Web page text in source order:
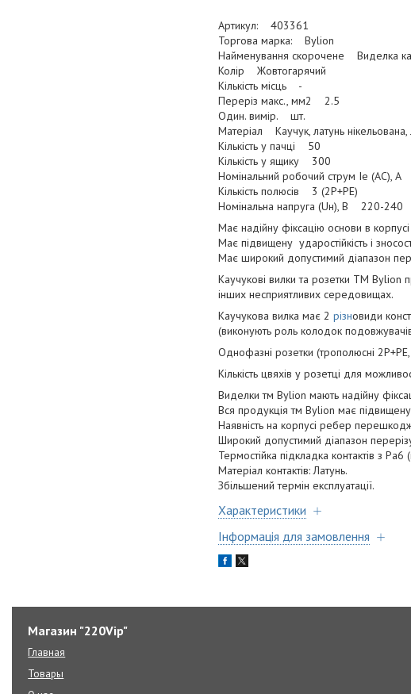
Артикул: 403361
Торгова марка: Bylion
Найменування скорочене Виделка
Колір Жовтогарячий
Кількість місць -
Переріз макс., мм2 2.5
Один. вимір. шт.
Матеріал Каучук, латунь нікельована,
Кількість у пачці 50
Кількість у ящику 300
Номінальний робочий струм Ie (AC),
Кількість полюсів 3 (2P+РE)
Номінальна напруга (Uн), В 220-240
Має надійну фіксацію основи в
Має підвищену ударостійкість і
Має широкий допустимий діапазон
Каучукові вилки та розетки ТМ Bylion
інших несприятливих середовищах.
Каучукова вилка має 2 різновиди
(виконують роль колодок
Однофазні розетки (трополюсні
Кількість цвяхів у розетці для
Виделки тм Bylion мають надійну
Вся продукція тм Bylion має підвищену
Наявність на корпусі ребер
Широкий допустимий діапазон
Термостійка підкладка контактів з
Матеріал контактів: Латунь.
Збільшений термін експлуатації.
Характеристики
Інформація для замовлення
Магазин "220Vip"
Главная
Товары